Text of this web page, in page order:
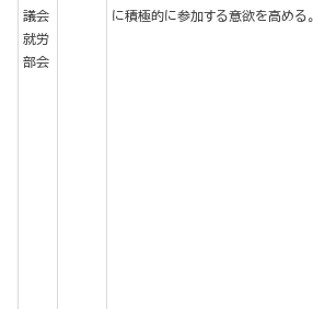
議会
就労
部会
に積極的に参加する意欲を高める。